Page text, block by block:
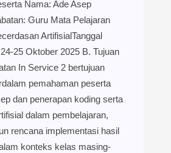
Nama: Ade Asep
Guru Mata Pelajaran
ArtifisialTanggal
25 Oktober 2025 B. Tujuan
In Service 2 bertujuan
pemahaman peserta
dan penerapan koding serta
dalam pembelajaran,
rencana implementasi hasil
konteks kelas masing-